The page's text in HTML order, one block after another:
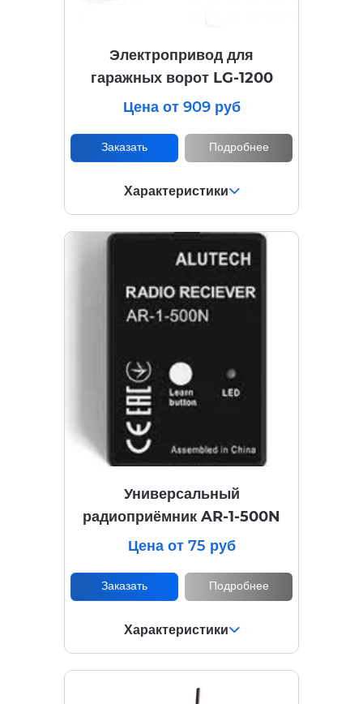
Электропривод для
гаражных ворот LG-1200
Цена от 909 руб
Заказать Подробнее
Характеристики
Универсальный
радиоприёмник AR-1-500N
Цена от 75 руб
Заказать Подробнее
Характеристики